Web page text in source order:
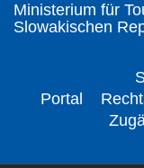
Ministerium für
Slowakischen
Portal